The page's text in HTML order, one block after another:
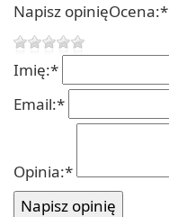
Napisz opinięOcena:*
Imię:*
Email:*
Opinia:*